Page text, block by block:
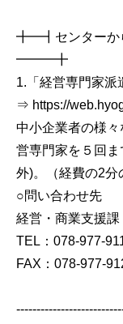
╋━┫センター
━━━╋
1.「経営専門家派
⇒ https://
中小企業者の様
営専門家を５回
外)。（経費の2分
○問い合わせ先
経営・商業支援課
TEL：078-977-
FAX：078-977-